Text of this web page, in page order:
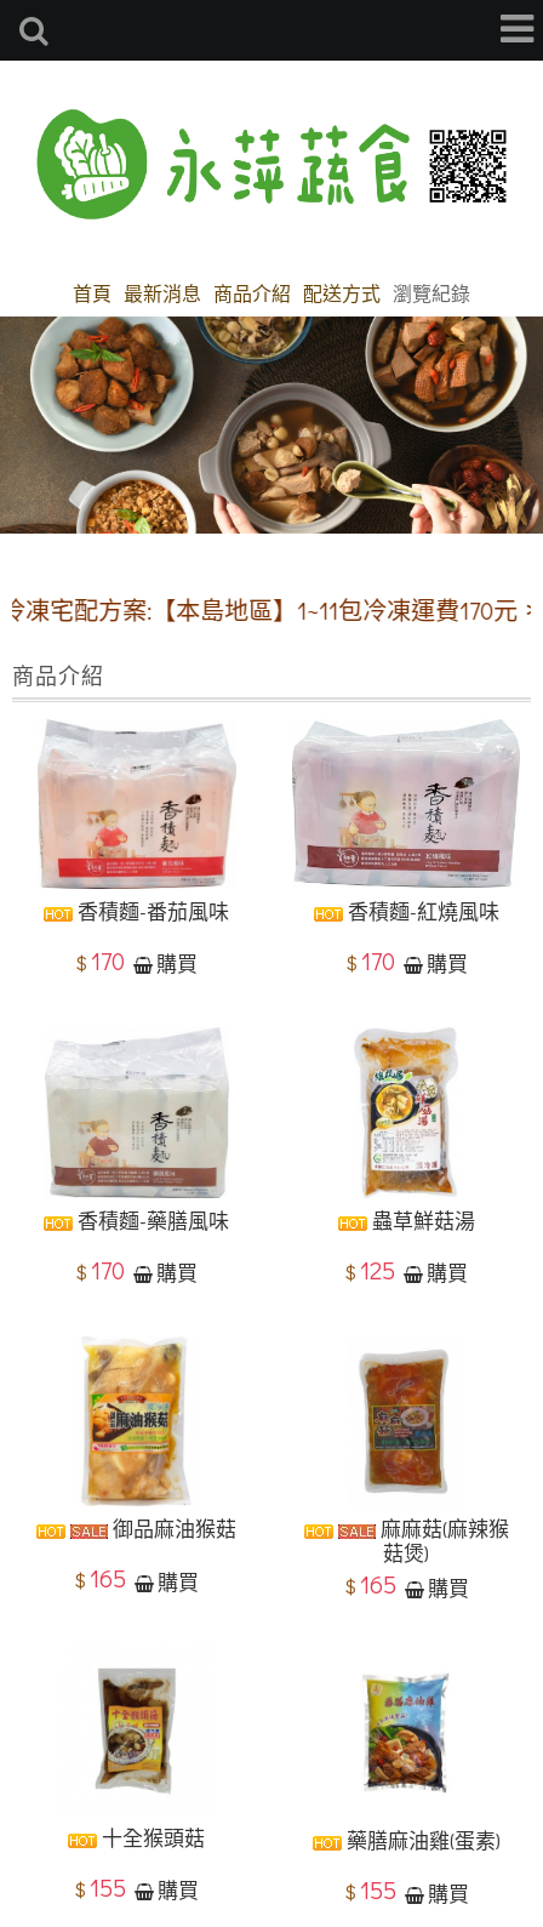
首頁 最新消息 商品介紹 配送方式 瀏覽紀錄
方案:【本島地區】1~11包冷凍運費170元 ✽12
商品介紹
香積麵-番茄風味
$ 170 購買
香積麵-紅燒風味
$ 170 購買
香積麵-藥膳風味
$ 170 購買
蟲草鮮菇湯
$ 125 購買
御品麻油猴菇
$ 165 購買
麻麻菇(麻辣猴
菇煲)
$ 165 購買
十全猴頭菇
$ 155 購買
藥膳麻油雞(蛋素)
$ 155 購買